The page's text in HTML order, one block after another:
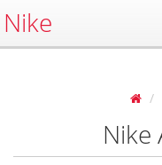
Nike
Nike